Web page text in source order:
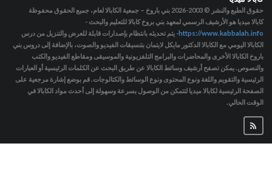
حقوق الطبع والنشر © 2003-2026
بني باروخ – جمعية الكابالا لعام، جميع الحقوق محفوظة
كابالا ميديا هو الأرشيف الرسمي لمعهد بني بروخ كابالا للتعليم والبحث -
https://www.kabbalah.info- يتم تحديثه بانتظام بإصدارات قابلة للعرض والتنزيل من درس
الكابالا اليومي مع الكابالا الدكتور مايكل لايتمان بتنسيقات الفيديو والصوت، بالإضافة إلى دروس بني
باروخ الكابالا الأخرى والمحاضرات والبرامج التلفزيونية والموسيقى ومقاطع الفيديو والكتب
والنصوص. يمكن تصفح أرشيف وسائط الكابالا عن طريق البحث عن الكلمات الرئيسية أو العبارات
الرئيسية والتقويم واللغة ونوع المحتوى ونوع الوسائط والكتالوجات. قم بوضع إشارة مرجعية على
الصفحة الرئيسية لكابالا ميديا لتتمكن من الوصول بسرعة وسهولة إلى أحدث مواد الكابالا في
الوقت الحالي.